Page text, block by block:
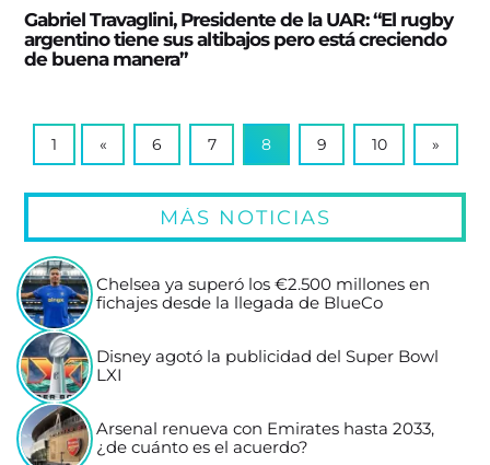
Gabriel Travaglini, Presidente de la UAR: “El rugby
argentino tiene sus altibajos pero está creciendo
de buena manera”
1 « 6 7 8 9 10 »
MÁS NOTICIAS
Chelsea ya superó los €2.500 millones en
fichajes desde la llegada de BlueCo
Disney agotó la publicidad del Super Bowl
LXI
Arsenal renueva con Emirates hasta 2033,
¿de cuánto es el acuerdo?